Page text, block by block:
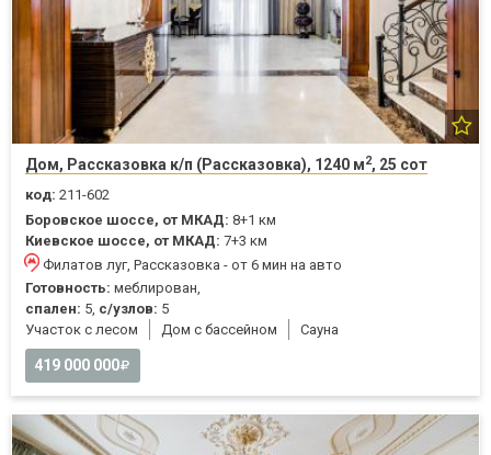
Дом, Рассказовка к/п (Рассказовка), 1240 м2, 25 сот
код: 211-602
Боровское шоссе, от МКАД: 8+1 км
Киевское шоссе, от МКАД: 7+3 км
Филатов луг, Рассказовка - от 6 мин на авто
Готовность: меблирован,
спален: 5, с/узлов: 5
Участок с лесом
Дом с бассейном Cауна
419 000 000